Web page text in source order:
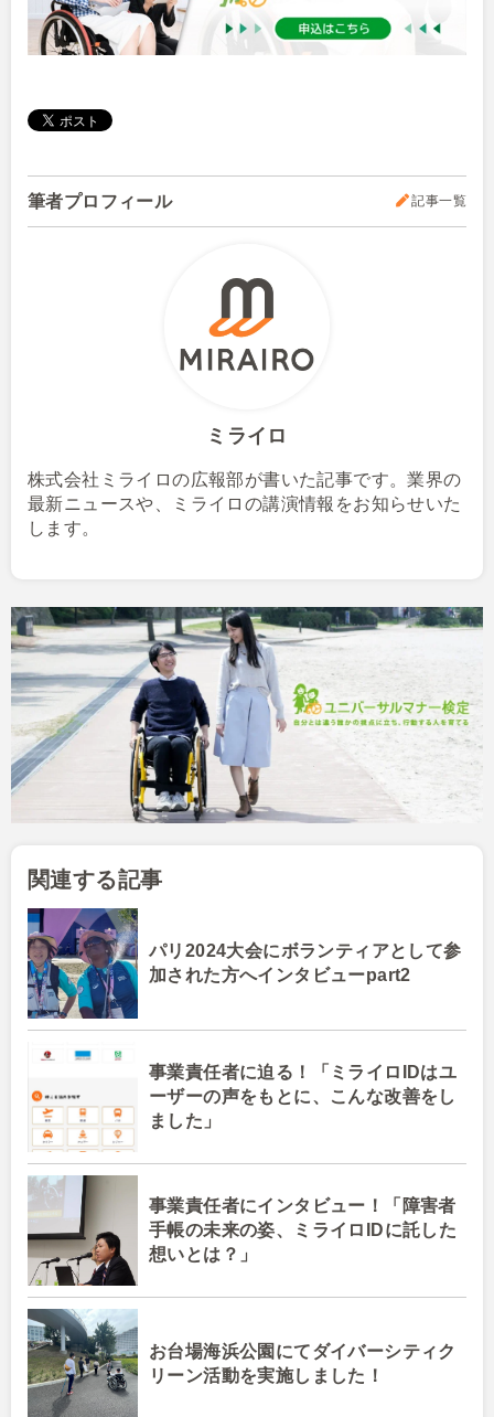
筆者プロフィール 記事一覧
ミライロ
株式会社ミライロの広報部が書いた記事です。業界の
最新ニュースや、ミライロの講演情報をお知らせいた
します。
関連する記事
パリ2024大会にボランティアとして参
加された方へインタビューpart2
事業責任者に迫る！「ミライロIDはユ
ーザーの声をもとに、こんな改善をし
ました」
事業責任者にインタビュー！「障害者
手帳の未来の姿、ミライロIDに託した
想いとは？」
お台場海浜公園にてダイバーシティク
リーン活動を実施しました！